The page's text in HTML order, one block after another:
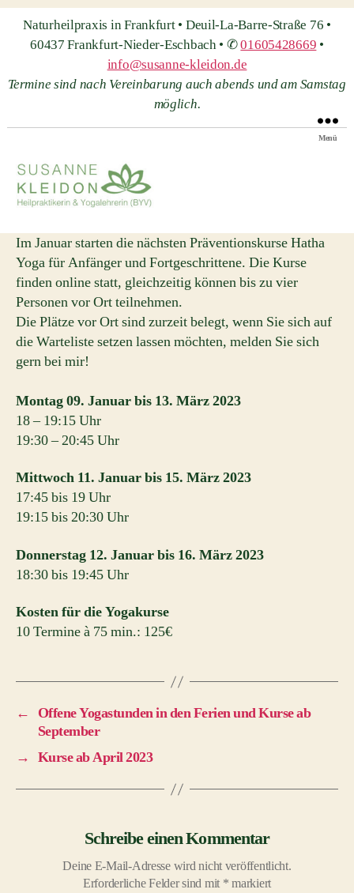
Naturheilpraxis in Frankfurt • Deuil-La-Barre-Straße 76 •
60437 Frankfurt-Nieder-Eschbach • ✆01605428669 •
info@susanne-kleidon.de
Termine sind nach Vereinbarung auch abends und am Samstag
möglich.
Susanne
Kleidon
Menü
Im Januar starten die nächsten Präventionskurse Hatha
Yoga für Anfänger und Fortgeschrittene. Die Kurse
finden online statt, gleichzeitig können bis zu vier
Personen vor Ort teilnehmen.
Die Plätze vor Ort sind zurzeit belegt, wenn Sie sich auf
die Warteliste setzen lassen möchten, melden Sie sich
gern bei mir!
Montag 09. Januar bis 13. März 2023
18 – 19:15 Uhr
19:30 – 20:45 Uhr
Mittwoch 11. Januar bis 15. März 2023
17:45 bis 19 Uhr
19:15 bis 20:30 Uhr
Donnerstag 12. Januar bis 16. März 2023
18:30 bis 19:45 Uhr
Kosten für die Yogakurse
10 Termine à 75 min.: 125€
←
Offene Yogastunden in den Ferien und Kurse ab
September
→ Kurse ab April 2023
Schreibe einen Kommentar
Deine E-Mail-Adresse wird nicht veröffentlicht.
Erforderliche Felder sind mit * markiert